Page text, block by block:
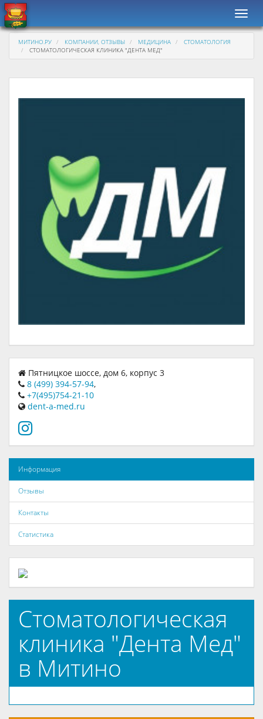
МИТИНО.РУ КОМПАНИИ, ОТЗЫВЫ МЕДИЦИНА
СТОМАТОЛОГИЯ
СТОМАТОЛОГИЧЕСКАЯ КЛИНИКА "ДЕНТА МЕД"
Пятницкое шоссе, дом 6, корпус 3
8 (499) 394-57-94,
+7(495)754-21-10
dent-a-med.ru
Информация
Отзывы
Контакты
Статистика
Стоматологическая
клиника "Дента Мед"
в Митино